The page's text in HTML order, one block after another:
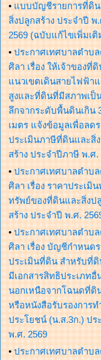
• แบบบัญชีรายการที่ดิ
สิ่งปลูกสร้าง ประจำปี พ
2569 (ฉบับแก้ไขเพิ่มเติ
• ประกาศเทศบาลตำบ
ศิลา เรื่อง ให้เจ้าของที่
แนวเขตเดินสายไฟฟ้าแ
สูงและที่ดินที่มีสภาพเป็
ลึกจากระดับพื้นดินเกิน
เมตร แจ้งข้อมูลเพื่อลด
ประเมินภาษีที่ดินและสิ่
สร้าง ประจำปีภาษี พ.ศ.
• ประกาศเทศบาลตำบ
ศิลา เรื่อง ราคาประเมิ
ทรัพย์ของที่ดินและสิ่งป
สร้าง ประจำปี พ.ศ.
• ประกาศเทศบาลตำบ
ศิลา เรื่อง บัญชีกำหนด
ประเมินที่ดิน สำหรับที่ดิ
มีเอกสารสิทธิประเภทอื่
นอกเหนือจากโฉนดที่ดิ
หรือหนังสือรับรองการท
ประโยชน์ (น.ส.3ก.) ปร
พ.ศ. 2569
• ประกาศเทศบาลตำบ